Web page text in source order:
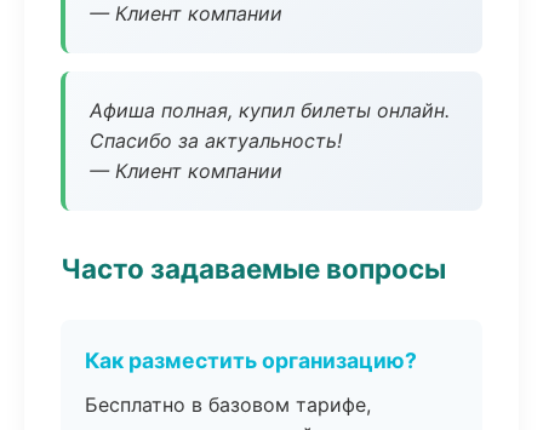
— Клиент компании
Афиша полная, купил билеты онлайн.
Спасибо за актуальность!
— Клиент компании
Часто задаваемые вопросы
Как разместить организацию?
Бесплатно в базовом тарифе,